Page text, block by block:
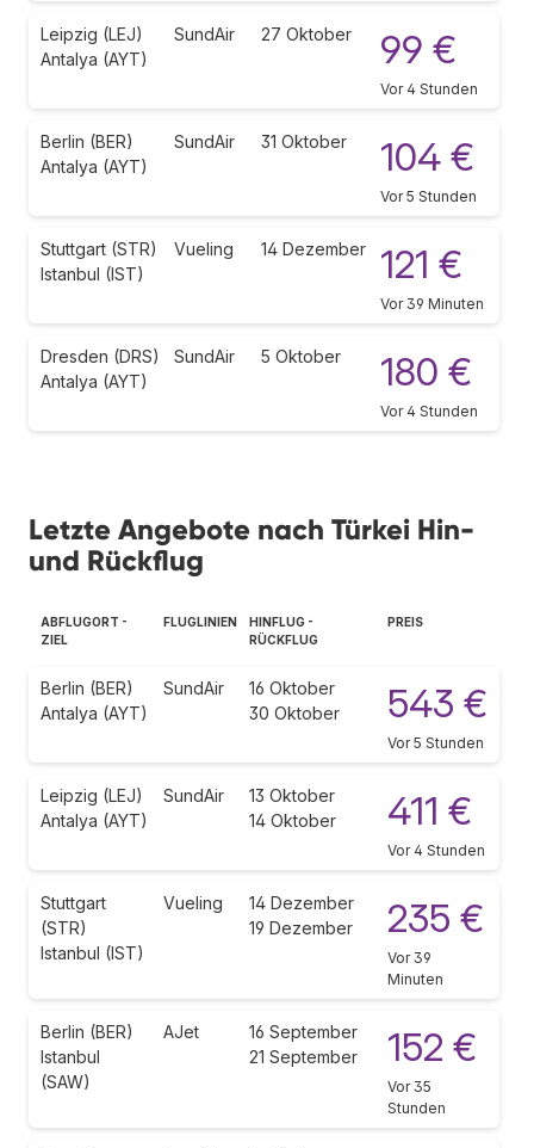
Leipzig (LEJ)
Antalya (AYT)
SundAir 27 Oktober 99 €
Vor 4 Stunden
Berlin (BER)
Antalya (AYT)
SundAir 31 Oktober 104 €
Vor 5 Stunden
Stuttgart (STR)
Istanbul (IST)
Vueling 14 Dezember 121 €
Vor 39 Minuten
Dresden (DRS)
Antalya (AYT)
SundAir 5 Oktober 180 €
Vor 4 Stunden
Letzte Angebote nach Türkei Hin-
und Rückflug
ABFLUGORT -
ZIEL
FLUGLINIEN
HINFLUG -
RÜCKFLUG
PREIS
Berlin (BER)
Antalya (AYT)
SundAir
16 Oktober
30 Oktober
543 €
Vor 5 Stunden
Leipzig (LEJ)
Antalya (AYT)
SundAir
13 Oktober
14 Oktober
411 €
Vor 4 Stunden
Stuttgart
(STR)
Istanbul (IST)
Vueling
14 Dezember
19 Dezember
235 €
Vor 39
Minuten
Berlin (BER)
Istanbul
(SAW)
AJet
16 September
21 September
152 €
Vor 35
Stunden